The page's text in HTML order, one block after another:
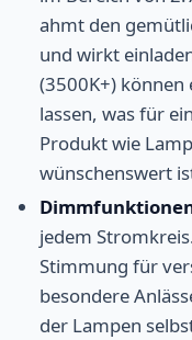
ahmt den
und wirkt
(3500K+)
lassen, was für
Produkt wie
wünschenswert
jedem
Stimmung für
besondere
der Lampen